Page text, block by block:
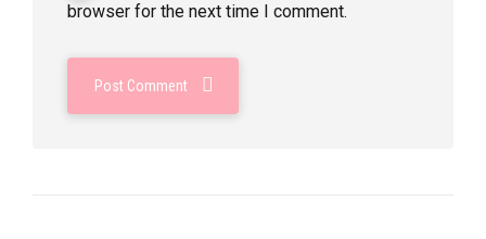
browser for the next time I comment.
Post Comment